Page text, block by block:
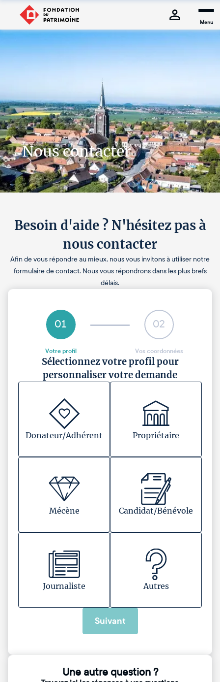
Menu
Nous contacter
Besoin d'aide ? N'hésitez pas à
nous contacter
Afin de vous répondre au mieux, nous vous invitons à utiliser notre
formulaire de contact. Nous vous répondrons dans les plus brefs
délais.
01
Votre profil
02
Vos coordonnées
Sélectionnez votre profil pour
personnaliser votre demande
Donateur/Adhérent Propriétaire
Mécène Candidat/Bénévole
Journaliste Autres
Suivant
Une autre question ?